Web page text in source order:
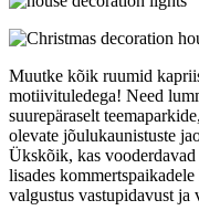
Muutke kõik ruumid
motiivituledega! Need
suurepäraselt
olevate jõulukaunistuste
Ükskõik, kas vooderdavad
lisades
valgustus vastupidavust ja